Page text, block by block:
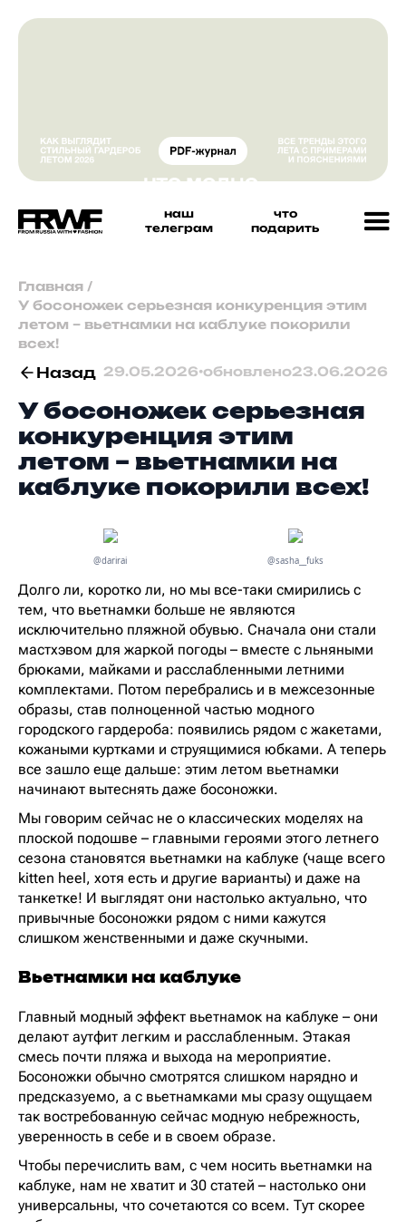
наш
телеграм
что
подарить
Главная /
У босоножек серьезная конкуренция этим
летом – вьетнамки на каблуке покорили
всех!
Назад 29.05.2026•обновлено23.06.2026
У босоножек серьезная
конкуренция этим
летом – вьетнамки на
каблуке покорили всех!
@darirai @sasha__fuks
Долго ли, коротко ли, но мы все-таки смирились с
тем, что вьетнамки больше не являются
исключительно пляжной обувью. Сначала они стали
мастхэвом для жаркой погоды – вместе с льняными
брюками, майками и расслабленными летними
комплектами. Потом перебрались и в межсезонные
образы, став полноценной частью модного
городского гардероба: появились рядом с жакетами,
кожаными куртками и струящимися юбками. А теперь
все зашло еще дальше: этим летом вьетнамки
начинают вытеснять даже босоножки.
Мы говорим сейчас не о классических моделях на
плоской подошве – главными героями этого летнего
сезона становятся вьетнамки на каблуке (чаще всего
kitten heel, хотя есть и другие варианты) и даже на
танкетке! И выглядят они настолько актуально, что
привычные босоножки рядом с ними кажутся
слишком женственными и даже скучными.
Вьетнамки на каблуке
Главный модный эффект вьетнамок на каблуке – они
делают аутфит легким и расслабленным. Этакая
смесь почти пляжа и выхода на мероприятие.
Босоножки обычно смотрятся слишком нарядно и
предсказуемо, а с вьетнамками мы сразу ощущаем
так востребованную сейчас модную небрежность,
уверенность в себе и в своем образе.
Чтобы перечислить вам, с чем носить вьетнамки на
каблуке, нам не хватит и 30 статей – настолько они
универсальны, что сочетаются со всем. Тут скорее